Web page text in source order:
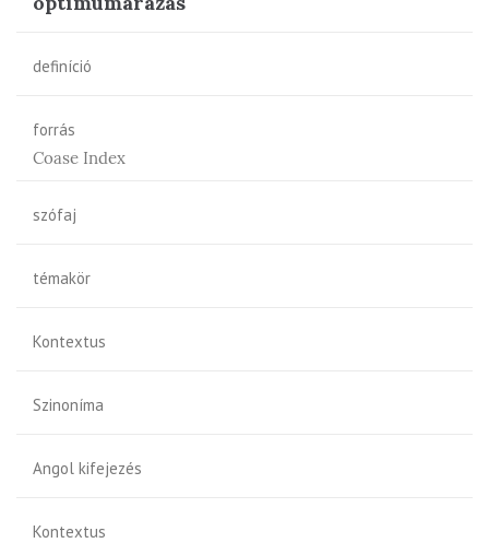
definíció
forrás
Coase Index
szófaj
témakör
Kontextus
Szinoníma
Angol kifejezés
Kontextus